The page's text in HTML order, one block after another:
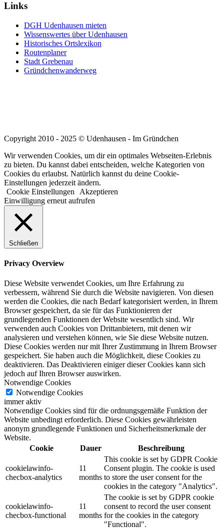
Links
DGH Udenhausen mieten
Wissenswertes über Udenhausen
Historisches Ortslexikon
Routenplaner
Stadt Grebenau
Gründchenwanderweg
Copyright 2010 - 2025 © Udenhausen - Im Gründchen
Wir verwenden Cookies, um dir ein optimales Webseiten-Erlebnis
zu bieten. Du kannst dabei entscheiden, welche Kategorien von
Cookies du erlaubst. Natürlich kannst du deine Cookie-
Einstellungen jederzeit ändern.
Cookie Einstellungen
Akzeptieren
Einwilligung erneut aufrufen
Schließen
Privacy Overview
Diese Website verwendet Cookies, um Ihre Erfahrung zu
verbessern, während Sie durch die Website navigieren. Von diesen
werden die Cookies, die nach Bedarf kategorisiert werden, in Ihrem
Browser gespeichert, da sie für das Funktionieren der
grundlegenden Funktionen der Website wesentlich sind. Wir
verwenden auch Cookies von Drittanbietern, mit denen wir
analysieren und verstehen können, wie Sie diese Website nutzen.
Diese Cookies werden nur mit Ihrer Zustimmung in Ihrem Browser
gespeichert. Sie haben auch die Möglichkeit, diese Cookies zu
deaktivieren. Das Deaktivieren einiger dieser Cookies kann sich
jedoch auf Ihren Browser auswirken.
Notwendige Cookies
Notwendige Cookies
immer aktiv
Notwendige Cookies sind für die ordnungsgemäße Funktion der
Website unbedingt erforderlich. Diese Cookies gewährleisten
anonym grundlegende Funktionen und Sicherheitsmerkmale der
Website.
Cookie
Dauer Beschreibung
cookielawinfo-
checbox-analytics
11
months
This cookie is set by GDPR Cookie
Consent plugin. The cookie is used
to store the user consent for the
cookies in the category "Analytics".
cookielawinfo-
checbox-functional
11
months
The cookie is set by GDPR cookie
consent to record the user consent
for the cookies in the category
"Functional".